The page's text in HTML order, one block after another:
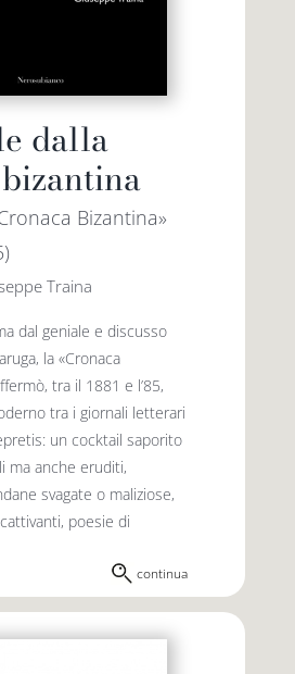
dalla
Bizantina»
Traina
dal geniale e discusso
la «Cronaca
tra il 1881 e l’85,
tra i giornali letterari
un cocktail saporito
ma anche eruditi,
svagate o maliziose,
poesie di
continua